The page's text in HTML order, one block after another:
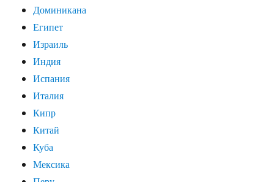
Доминикана
Египет
Израиль
Индия
Испания
Италия
Кипр
Китай
Куба
Мексика